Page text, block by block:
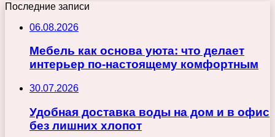
Последние записи
06.08.2026
Мебель как основа уюта: что делает
интерьер по-настоящему комфортным
30.07.2026
Удобная доставка воды на дом и в офис
без лишних хлопот